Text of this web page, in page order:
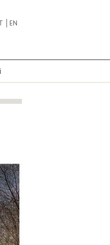
EN